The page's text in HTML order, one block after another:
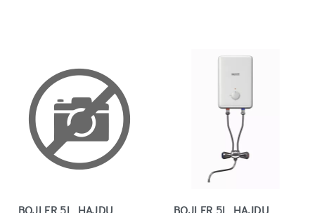
BOJLER 5L HAJDU
BOJLER 5L HAJDU